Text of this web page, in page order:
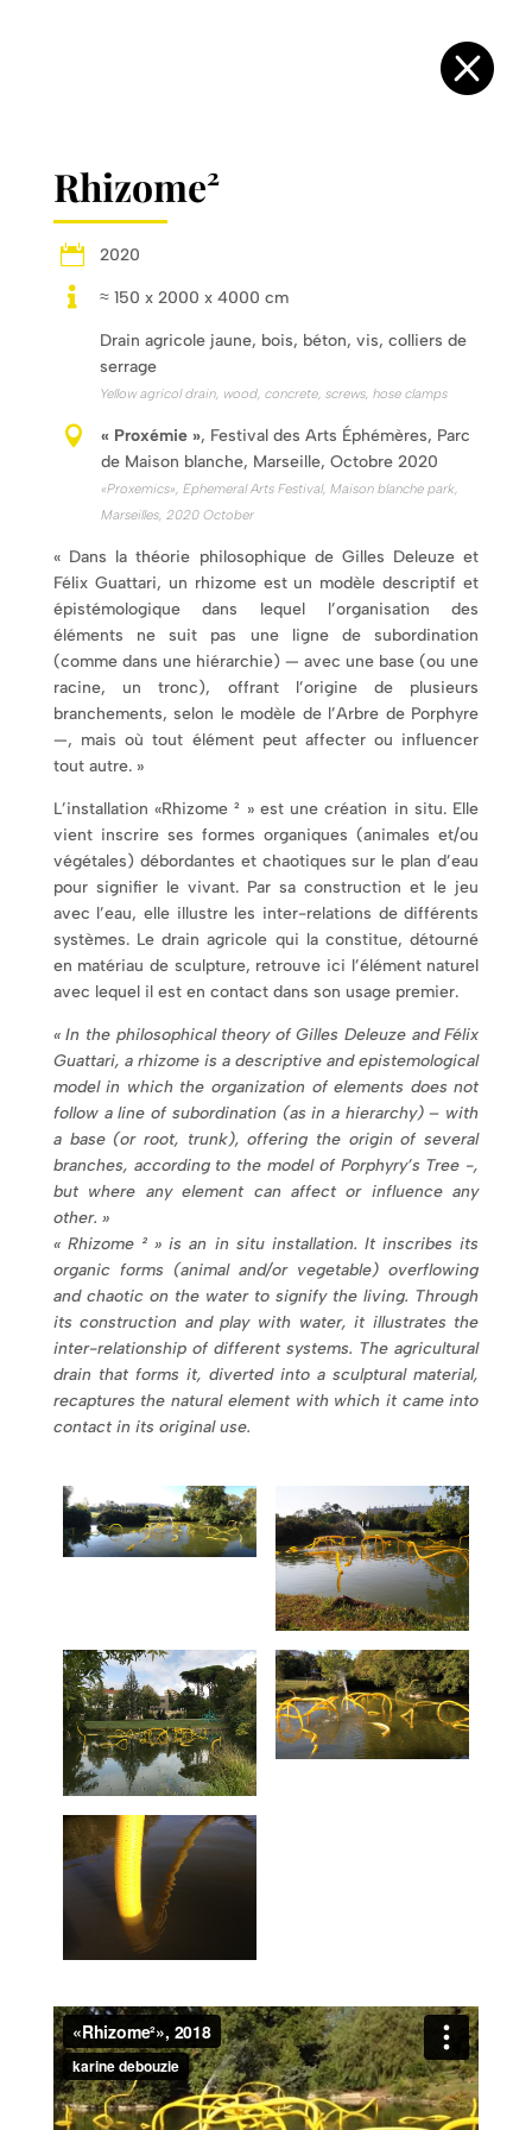

Rhizome²
 2020
 ≈ 150 x 2000 x 4000 cm
Drain agricole jaune, bois, béton, vis, colliers de
serrage
Yellow agricol drain, wood, concrete, screws, hose clamps
 « Proxémie », Festival des Arts Éphémères, Parc
de Maison blanche, Marseille, Octobre 2020
«Proxemics», Ephemeral Arts Festival, Maison blanche park,
Marseilles, 2020 October
« Dans la théorie philosophique de Gilles Deleuze et
Félix Guattari, un rhizome est un modèle descriptif et
épistémologique dans lequel l’organisation des
éléments ne suit pas une ligne de subordination
(comme dans une hiérarchie) — avec une base (ou une
racine, un tronc), offrant l’origine de plusieurs
branchements, selon le modèle de l’Arbre de Porphyre
—, mais où tout élément peut affecter ou influencer
tout autre. »
L’installation «Rhizome ² » est une création in situ. Elle
vient inscrire ses formes organiques (animales et/ou
végétales) débordantes et chaotiques sur le plan d’eau
pour signifier le vivant. Par sa construction et le jeu
avec l’eau, elle illustre les inter-relations de différents
systèmes. Le drain agricole qui la constitue, détourné
en matériau de sculpture, retrouve ici l’élément naturel
avec lequel il est en contact dans son usage premier.
« In the philosophical theory of Gilles Deleuze and Félix
Guattari, a rhizome is a descriptive and epistemological
model in which the organization of elements does not
follow a line of subordination (as in a hierarchy) – with
a base (or root, trunk), offering the origin of several
branches, according to the model of Porphyry’s Tree -,
but where any element can affect or influence any
other. »
« Rhizome ² » is an in situ installation. It inscribes its
organic forms (animal and/or vegetable) overflowing
and chaotic on the water to signify the living. Through
its construction and play with water, it illustrates the
inter-relationship of different systems. The agricultural
drain that forms it, diverted into a sculptural material,
recaptures the natural element with which it came into
contact in its original use.